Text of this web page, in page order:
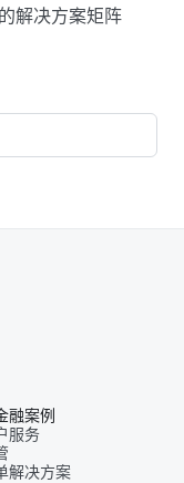
解决方案矩阵
融案例
服务
解决方案